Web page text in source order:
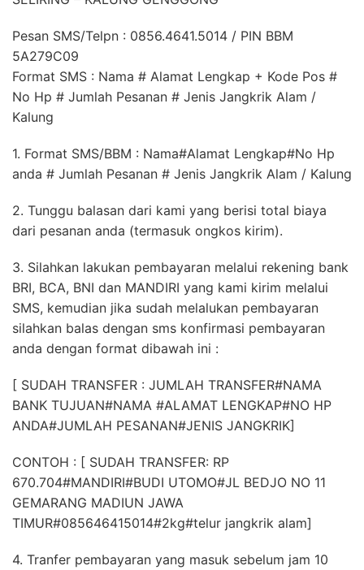
Pesan SMS/Telpn : 0856.4641.5014 / PIN BBM
5A279C09
Format SMS : Nama # Alamat Lengkap + Kode Pos #
No Hp # Jumlah Pesanan # Jenis Jangkrik Alam /
Kalung
1. Format SMS/BBM : Nama#Alamat Lengkap#No Hp
anda # Jumlah Pesanan # Jenis Jangkrik Alam / Kalung
2. Tunggu balasan dari kami yang berisi total biaya
dari pesanan anda (termasuk ongkos kirim).
3. Silahkan lakukan pembayaran melalui rekening bank
BRI, BCA, BNI dan MANDIRI yang kami kirim melalui
SMS, kemudian jika sudah melalukan pembayaran
silahkan balas dengan sms konfirmasi pembayaran
anda dengan format dibawah ini :
[ SUDAH TRANSFER : JUMLAH TRANSFER#NAMA
BANK TUJUAN#NAMA #ALAMAT LENGKAP#NO HP
ANDA#JUMLAH PESANAN#JENIS JANGKRIK]
CONTOH : [ SUDAH TRANSFER: RP
670.704#MANDIRI#BUDI UTOMO#JL BEDJO NO 11
GEMARANG MADIUN JAWA
TIMUR#085646415014#2kg#telur jangkrik alam]
4. Tranfer pembayaran yang masuk sebelum jam 10